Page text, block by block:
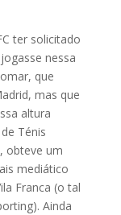
ter solicitado
nessa
que
mas que
altura
Ténis
obteve um
mediático
Franca (o tal
Ainda